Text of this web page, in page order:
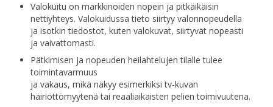
Valokuitu on markkinoiden nopein ja pitkäikäisin
nettiyhteys. Valokuidussa tieto siirtyy valonnopeudella
ja isotkin tiedostot, kuten valokuvat, siirtyvät nopeasti
ja vaivattomasti.
Pätkimisen ja nopeuden heilahtelujen tilalle tulee
toimintavarmuus
ja vakaus, mikä näkyy esimerkiksi tv-kuvan
häiriöttömyytenä tai reaaliaikaisten pelien toimivuutena.